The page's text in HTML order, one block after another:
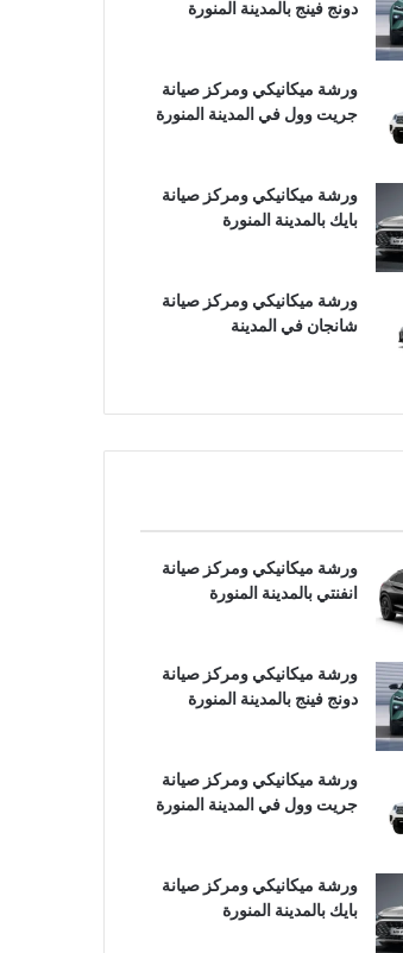
دونج فينج بالمدينة المنورة
ورشة ميكانيكي ومركز صيانة
جريت وول في المدينة المنورة
ورشة ميكانيكي ومركز صيانة
بايك بالمدينة المنورة
ورشة ميكانيكي ومركز صيانة
شانجان في المدينة
ورشة ميكانيكي ومركز صيانة
انفنتي بالمدينة المنورة
ورشة ميكانيكي ومركز صيانة
دونج فينج بالمدينة المنورة
ورشة ميكانيكي ومركز صيانة
جريت وول في المدينة المنورة
ورشة ميكانيكي ومركز صيانة
بايك بالمدينة المنورة